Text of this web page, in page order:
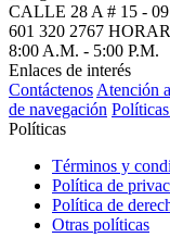
CALLE 28 A # 15 - 09
601 320 2767
8:00 A.M. - 5:00 P.M.
Enlaces de interés
Contáctenos Atención
de navegación
Políticas
Términos y
Política de
Política de
Otras políticas